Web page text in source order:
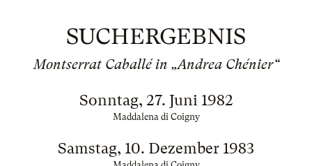
SUCHERGEBNIS
Montserrat Caballé in „Andrea Chénier“
Sonntag, 27. Juni 1982
Maddalena di Coigny
Samstag, 10. Dezember 1983